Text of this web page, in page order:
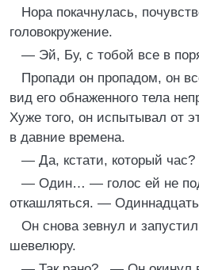
Нора покачнулась,
головокружение.
— Эй, Бу, с тобой все в
Пропади он пропадом, он
вид его обнаженного тела
Хуже того, он испытывал от
в давние времена.
— Да, кстати, который час?
— Один… — голос ей не
откашляться. —
Он снова зевнул и
шевелюру.